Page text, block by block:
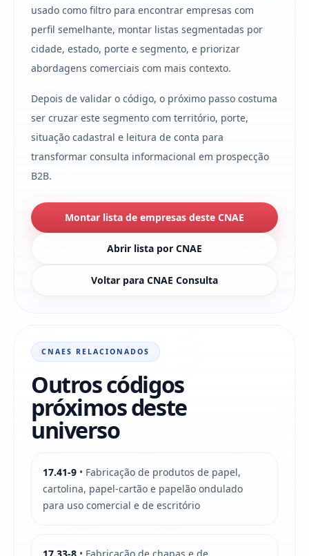
usado como filtro para encontrar empresas com
perfil semelhante, montar listas segmentadas por
cidade, estado, porte e segmento, e priorizar
abordagens comerciais com mais contexto.
Depois de validar o código, o próximo passo costuma
ser cruzar este segmento com território, porte,
situação cadastral e leitura de conta para
transformar consulta informacional em prospecção
B2B.
Montar lista de empresas deste CNAE
Abrir lista por CNAE
Voltar para CNAE Consulta
CNAES RELACIONADOS
Outros códigos
próximos deste
universo
17.41-9 • Fabricação de produtos de papel,
cartolina, papel-cartão e papelão ondulado
para uso comercial e de escritório